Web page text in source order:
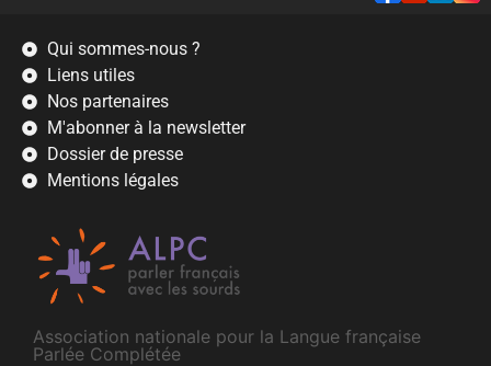
Association nationale pour la Langue française
Parlée Complétée
Qui sommes-nous ?
Liens utiles
Nos partenaires
M'abonner à la newsletter
Dossier de presse
Mentions légales